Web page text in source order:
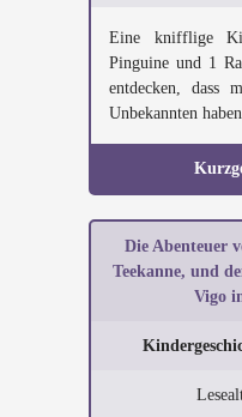
Eine knifflige
Pinguine und 1
entdecken, dass
Unbekannten
Die Abenteuer
Teekanne, und
Vigo